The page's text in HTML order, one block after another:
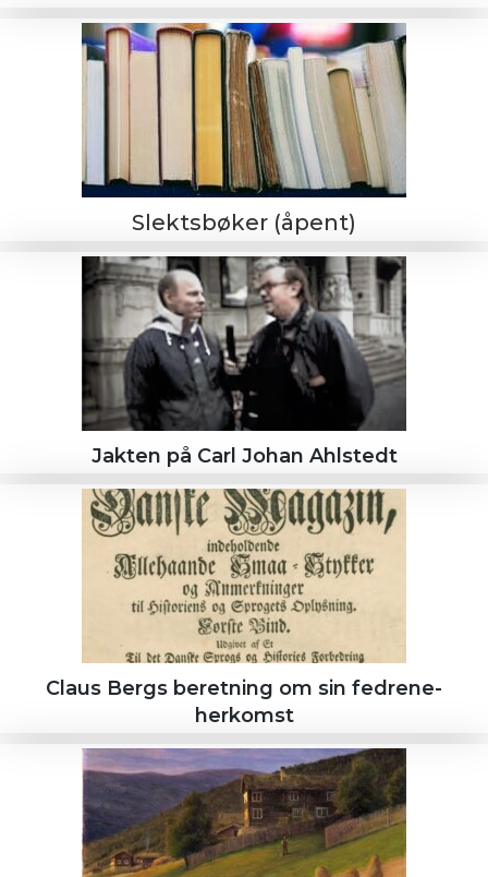
Slektsbøker (åpent)
Jakten på Carl Johan Ahlstedt
Claus Bergs beretning om sin fedrene-
herkomst